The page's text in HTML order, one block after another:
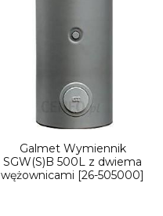
Galmet Wymiennik
SGW(S)B 500L z dwiema
wężownicami [26-505000]